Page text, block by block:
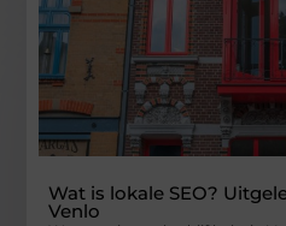
Wat is lokale SEO?
Venlo